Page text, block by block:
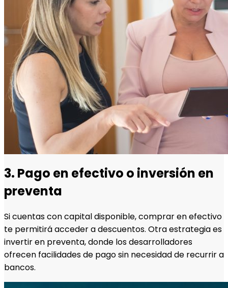
3. Pago en efectivo o inversión en
preventa
Si cuentas con capital disponible, comprar en efectivo
te permitirá acceder a descuentos. Otra estrategia es
invertir en preventa, donde los desarrolladores
ofrecen facilidades de pago sin necesidad de recurrir a
bancos.